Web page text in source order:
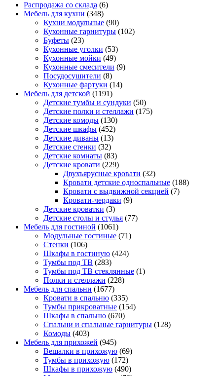
Распродажа со склада (6)
Мебель для кухни (348)
Кухни модульные (90)
Кухонные гарнитуры (102)
Буфеты (23)
Кухонные уголки (53)
Кухонные мойки (49)
Кухонные смесители (9)
Посудосушители (8)
Кухонные фартуки (14)
Мебель для детской (1191)
Детские тумбы и сундуки (50)
Детские полки и стеллажи (175)
Детские комоды (130)
Детские шкафы (452)
Детские диваны (13)
Детские стенки (32)
Детские комнаты (83)
Детские кровати (229)
Двухъярусные кровати (32)
Кровати детские односпальные (188)
Кровати с выдвижной секцией (7)
Кровати-чердаки (9)
Детские кроватки (3)
Детские столы и стулья (77)
Мебель для гостиной (1061)
Модульные гостиные (71)
Стенки (106)
Шкафы в гостиную (424)
Тумбы под ТВ (283)
Тумбы под ТВ стеклянные (1)
Полки и стеллажи (228)
Мебель для спальни (1677)
Кровати в спальню (335)
Тумбы прикроватные (154)
Шкафы в спальню (670)
Спальни и спальные гарнитуры (128)
Комоды (403)
Мебель для прихожей (945)
Вешалки в прихожую (69)
Тумбы в прихожую (172)
Шкафы в прихожую (490)